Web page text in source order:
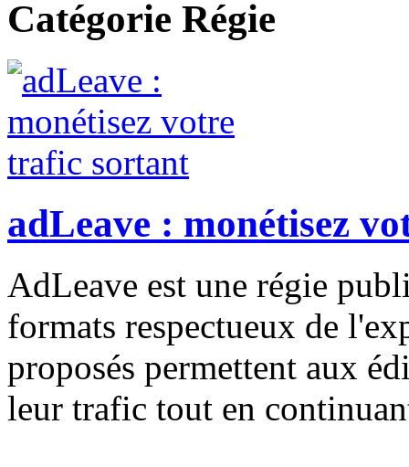
Catégorie Régie
adLeave : monétisez
AdLeave est une régie
formats respectueux de
proposés permettent aux
leur trafic tout en